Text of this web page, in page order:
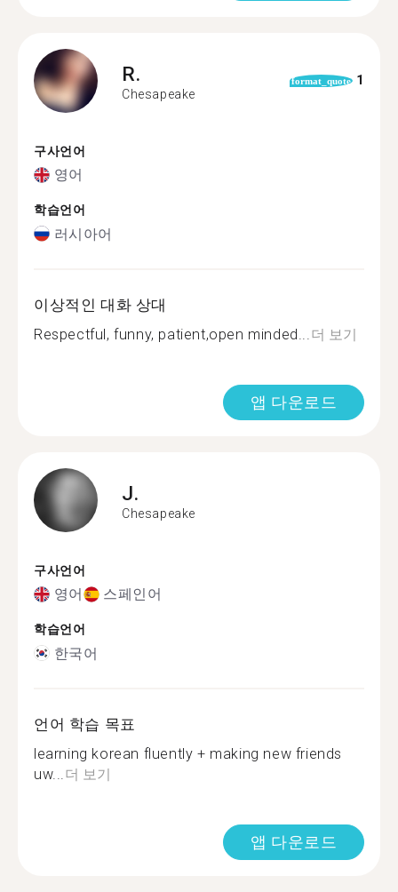
R.
Chesapeake
format_quote 1
구사언어
영어
학습언어
러시아어
이상적인 대화 상대
Respectful, funny, patient,open minded... 더 보기
앱 다운로드
J.
Chesapeake
구사언어
영어 스페인어
학습언어
한국어
언어 학습 목표
learning korean fluently + making new friends
uw... 더 보기
앱 다운로드